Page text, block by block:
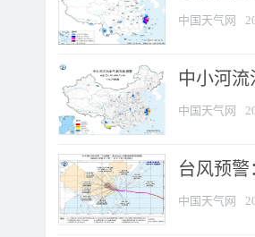
中国天气网
中小河
中国天气网
台风预警
中国天气网